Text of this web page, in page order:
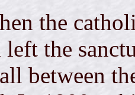
the
left the
between